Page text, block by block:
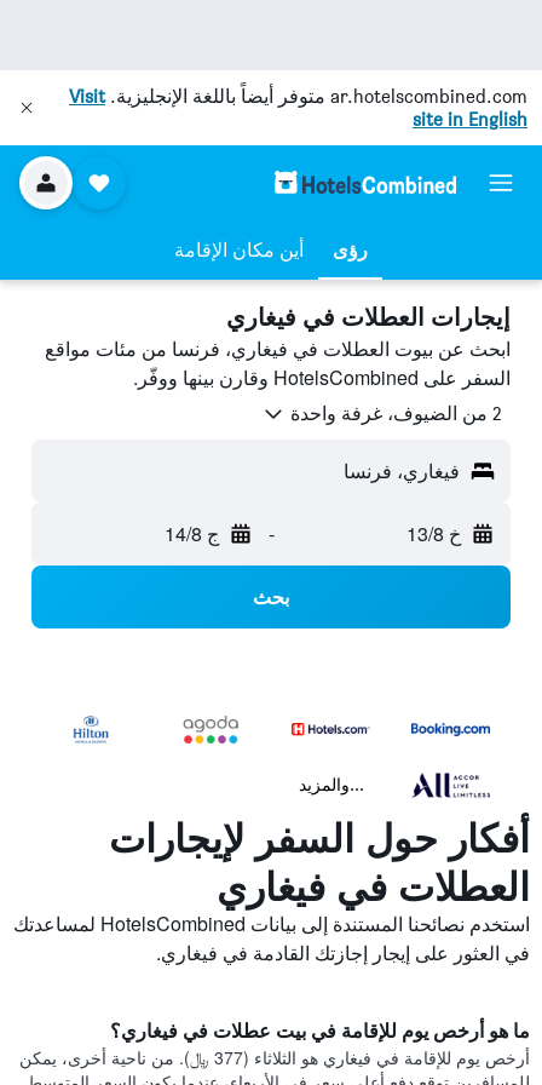
ar.hotelscombined.com متوفر أيضاً باللغة الإنجليزية.Visit
site in English
رؤى أين مكان الإقامة
إيجارات العطلات في فيغاري
ابحث عن بيوت العطلات في فيغاري، فرنسا من مئات مواقع
السفر على HotelsCombined وقارن بينها ووفّر.
2 من الضيوف، غرفة واحدة
فيغاري، فرنسا
خ 13/8 - ج 14/8
بحث
...والمزيد
أفكار حول السفر لإيجارات
العطلات في فيغاري
استخدم نصائحنا المستندة إلى بيانات HotelsCombined لمساعدتك
في العثور على إيجار إجازتك القادمة في فيغاري.
ما هو أرخص يوم للإقامة في بيت عطلات في فيغاري؟
أرخص يوم للإقامة في فيغاري هو الثلاثاء (377 ﷼). من ناحية أخرى، يمكن